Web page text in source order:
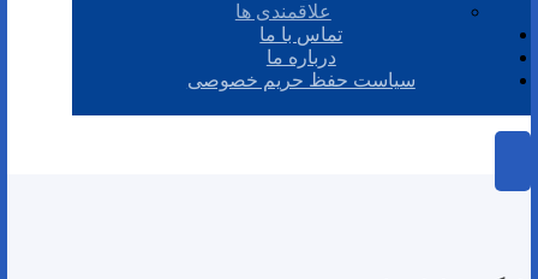
علاقمندی ها
تماس با ما
درباره ما
سیاست حفظ حریم خصوصی